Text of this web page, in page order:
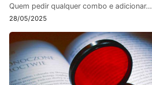
Quem pedir qualquer combo e adicionar…
28/05/2025